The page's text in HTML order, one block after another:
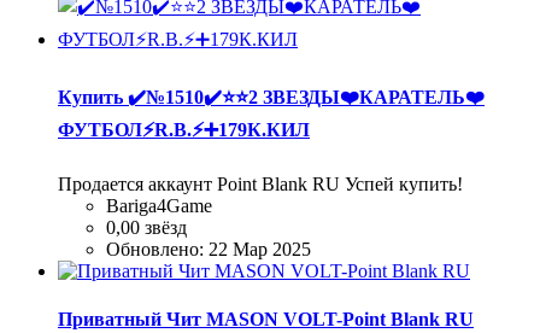
Купить ✔️№1510✔️⭐️⭐️2 ЗВЕЗДЫ❤️КАРАТЕЛЬ❤️
ФУТБОЛ⚡R.B.⚡➕179К.КИЛ
Продается аккаунт Point Blank RU Успей купить!
Bariga4Game
0,00 звёзд
Обновлено: 22 Мар 2025
Приватный Чит MASON VOLT-Point Blank RU